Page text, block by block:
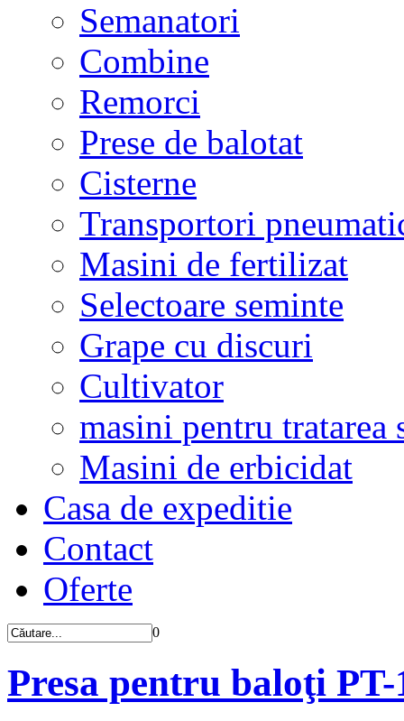
Semanatori
Combine
Remorci
Prese de balotat
Cisterne
Transportori
Masini de fertilizat
Selectoare seminte
Grape cu discuri
Cultivator
masini pentru tratarea
Masini de erbicidat
Casa de expeditie
Contact
Oferte
0
Presa pentru baloţi PT-